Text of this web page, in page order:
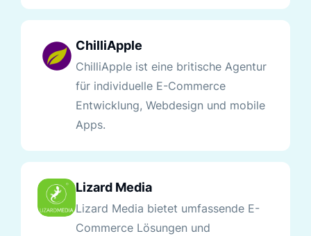
ChilliApple
ChilliApple ist eine britische Agentur
für individuelle E-Commerce
Entwicklung, Webdesign und mobile
Apps.
Lizard Media
Lizard Media bietet umfassende E-
Commerce Lösungen und